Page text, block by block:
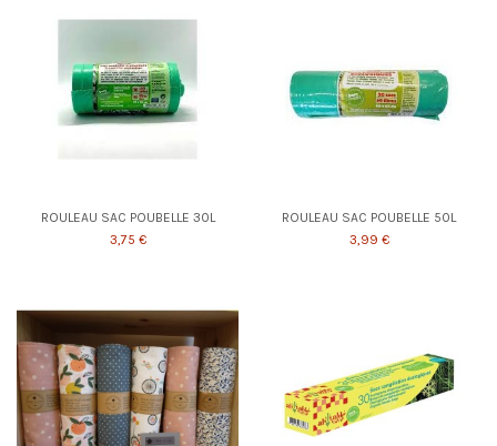
ROULEAU SAC POUBELLE 30L
3,75 €
ROULEAU SAC POUBELLE 50L
3,99 €